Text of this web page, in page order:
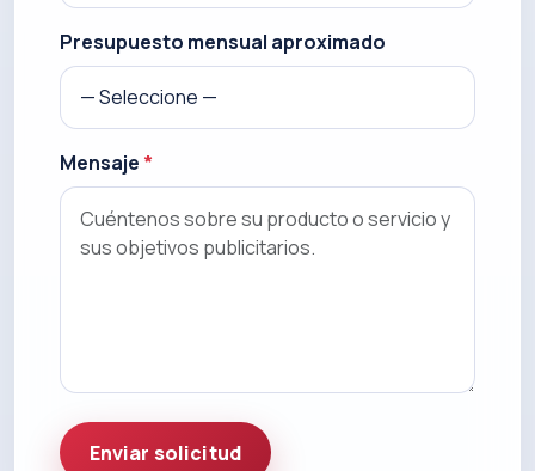
Presupuesto mensual aproximado
Mensaje *
Enviar solicitud